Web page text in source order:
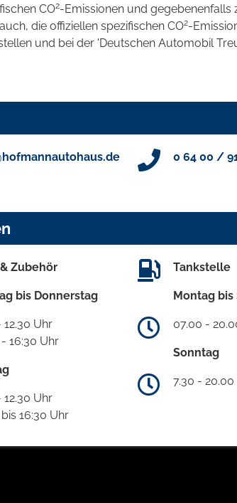
CO2-Emissionen und gegebenenfalls
die offiziellen spezifischen CO2-
und bei der 'Deutschen Automobil
0 64 00 /
Zubehör
bis Donnerstag
12.30 Uhr
16:30 Uhr
12.30 Uhr
16:30 Uhr
Tankstelle
Montag bis
07.00 -
Sonntag
7.30 - 20.00